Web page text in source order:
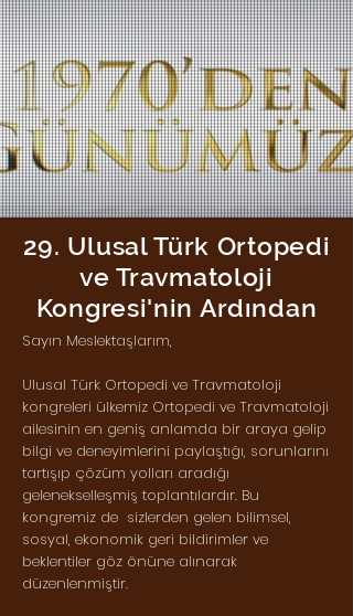
29. Ulusal Türk Ortopedi
ve Travmatoloji
Kongresi'nin Ardından
Sayın Meslektaşlarım,
Ulusal Türk Ortopedi ve Travmatoloji
kongreleri ülkemiz Ortopedi ve Travmatoloji
ailesinin en geniş anlamda bir araya gelip
bilgi ve deneyimlerini paylaştığı, sorunlarını
tartışıp çözüm yolları aradığı
gelenekselleşmiş toplantılardır. Bu
kongremiz de sizlerden gelen bilimsel,
sosyal, ekonomik geri bildirimler ve
beklentiler göz önüne alınarak
düzenlenmiştir.